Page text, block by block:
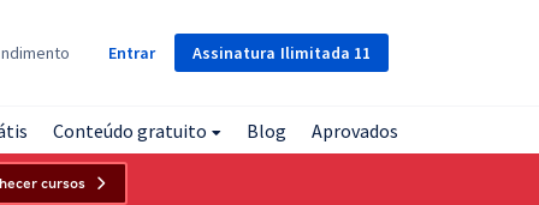
Assinatura Ilimitada 11
Entrar
Conteúdo gratuito Blog Aprovados
cursos